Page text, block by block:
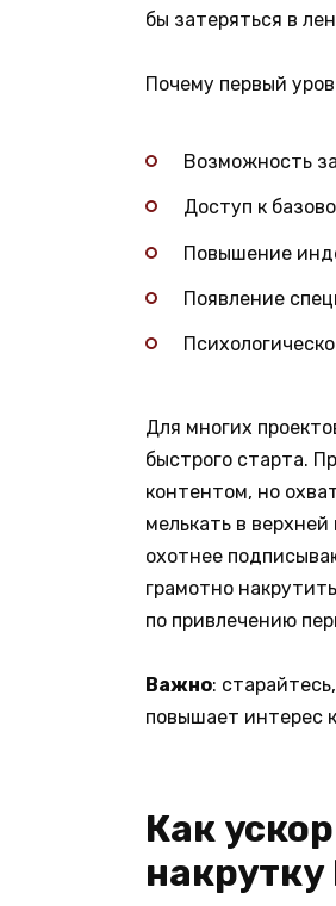
бы затеряться в
Почему первый
Возможность
Доступ к
Повышение
Появление
Для многих
быстрого старта.
контентом, но
мелькать в
охотнее
грамотно
по привлечению
Важно:
повышает интерес
Как